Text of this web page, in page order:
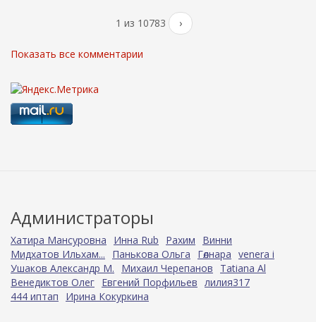
1 из 10783 ›
Показать все комментарии
Администраторы
Хатира Мансуровна Инна Rub Рахим
Винни
Мидхатов Ильхам...
Панькова Ольга Гөлнара venera i
Ушаков Александр М.
Михаил Черепанов
Tatiana Al
Венедиктов Олег Евгений Порфильев лилия317
444 иптап
Ирина Кокуркина